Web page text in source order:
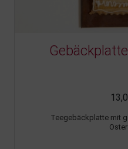
Teegebäckplatte mit